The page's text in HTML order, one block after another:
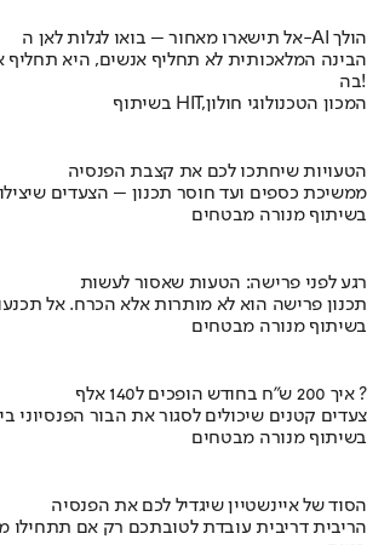
אל תישארו מאחור – בואו לגלות לאן ה-AI הולך
הבינה המלאכותית לא תחליף אנשים, היא
בה!
בשיתוף HIT,המכון הטכנולוגי חולון
הטעויות שיחתכו לכם את קצבת הפנסיה
ממשיכת כספים ועד חוסר תכנון – הצעדים
בשיתוף מנורה מבטחים
רגע לפני פרישה: הטעות שאסור לעשות
תכנון פרישה הוא לא מותרות אלא הכרח. אל
בשיתוף מנורה מבטחים
איך 200 ש"ח בחודש הופכים ל140 אלף ?
צעדים קטנים שיכולים לסגור את הבור הפנסיוני
בשיתוף מנורה מבטחים
הסוד של איינשטיין שיגדיל לכם את הפנסיה
הריבית דריבית עובדת לטובתכם רק אם תתחילו